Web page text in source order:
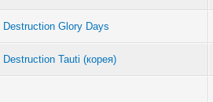
Glory Days
Tauti (корея)